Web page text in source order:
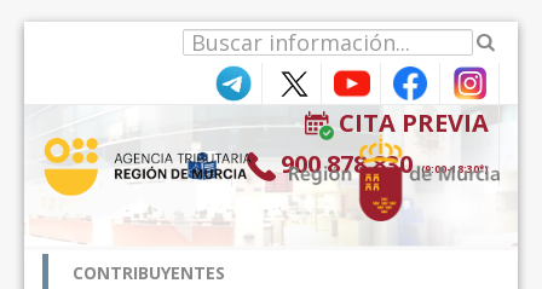
CITA PREVIA
900 878 830 (9:00-18:30*)
CONTRIBUYENTES